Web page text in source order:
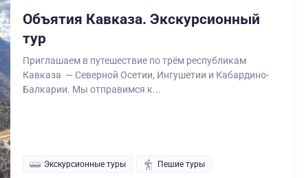
Объятия Кавказа. Экскурсионный
тур
Приглашаем в путешествие по трём республикам
Кавказа — Северной Осетии, Ингушетии и Кабардино-
Балкарии. Мы отправимся к...
Экскурсионные туры Пешие туры